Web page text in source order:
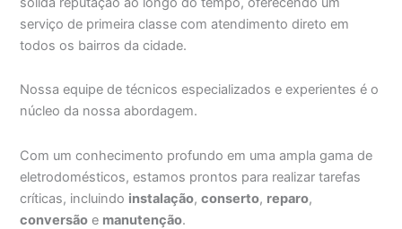
serviço de primeira classe com atendimento direto em
todos os bairros da cidade.
Nossa equipe de técnicos especializados e experientes é o
núcleo da nossa abordagem.
Com um conhecimento profundo em uma ampla gama de
eletrodomésticos, estamos prontos para realizar tarefas
críticas, incluindo instalação,conserto, reparo,
conversão e manutenção.